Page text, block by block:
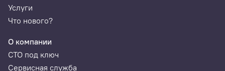
Услуги
Что нового?
О компании
СТО под ключ
Сервисная служба